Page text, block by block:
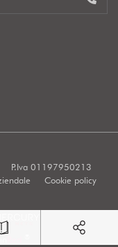
P.Iva 01197950213
Cookie policy